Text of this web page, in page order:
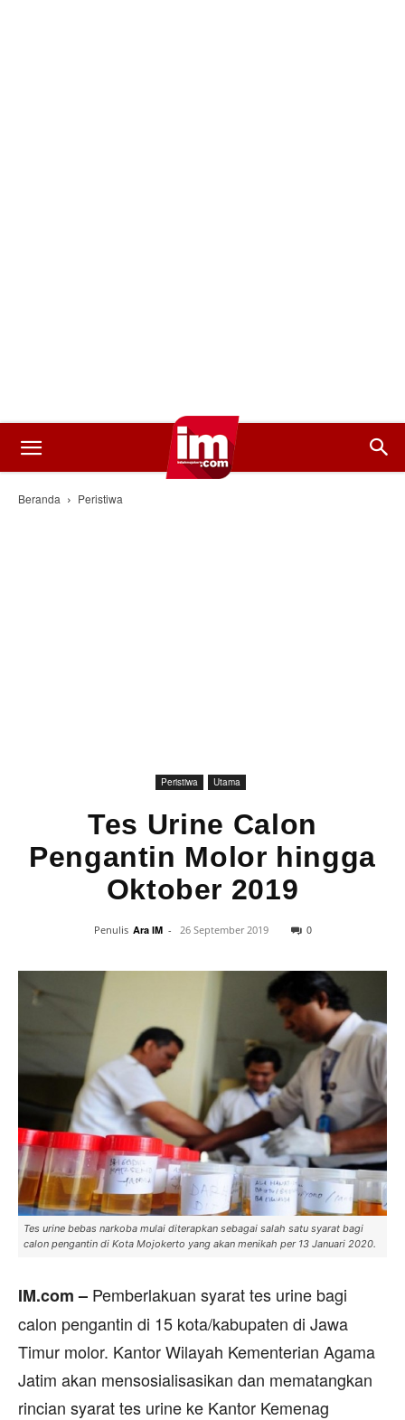
Beranda Peristiwa
Peristiwa Utama
Tes Urine Calon
Pengantin Molor hingga
Oktober 2019
Penulis Ara IM - 26 September 2019 0
Tes urine bebas narkoba mulai diterapkan sebagai salah satu syarat bagi
calon pengantin di Kota Mojokerto yang akan menikah per 13 Januari 2020.
IM.com – Pemberlakuan syarat tes urine bagi
calon pengantin di 15 kota/kabupaten di Jawa
Timur molor. Kantor Wilayah Kementerian Agama
Jatim akan mensosialisasikan dan mematangkan
rincian syarat tes urine ke Kantor Kemenag